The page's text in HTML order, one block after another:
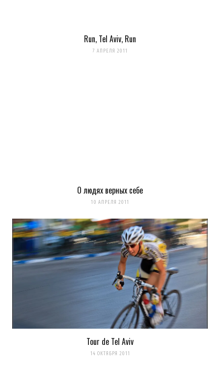
Run, Tel Aviv, Run
7 АПРЕЛЯ 2011
О людях верных себе
10 АПРЕЛЯ 2011
Tour de Tel Aviv
14 ОКТЯБРЯ 2011